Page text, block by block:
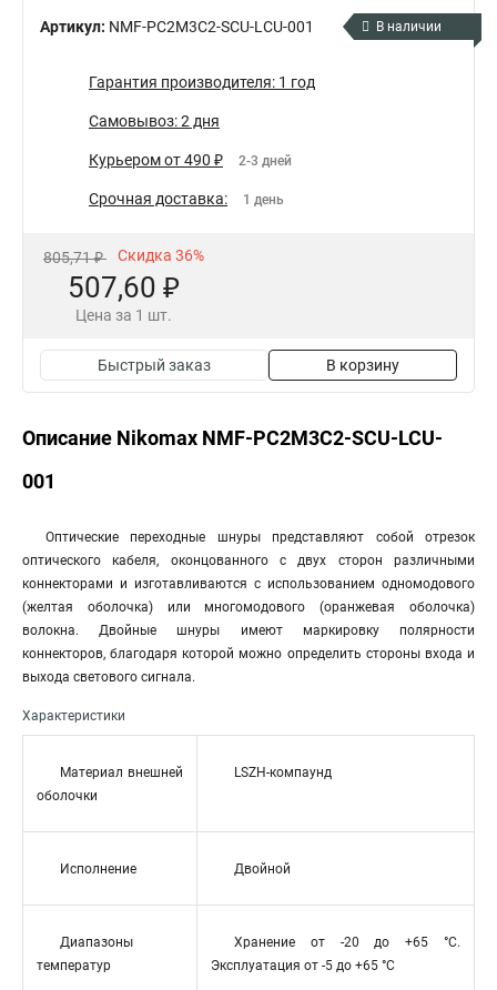
Артикул: NMF-PC2M3C2-SCU-LCU-001 В наличии
Гарантия производителя: 1 год
Самовывоз: 2 дня
Курьером от 490 ₽ 2-3 дней
Срочная доставка: 1 день
805,71 ₽ Скидка 36%
507,60 ₽
Цена за 1 шт.
Быстрый заказ В корзину
Описание Nikomax NMF-PC2M3C2-SCU-LCU-
001
Оптические переходные шнуры представляют собой отрезок
оптического кабеля, оконцованного с двух сторон различными
коннекторами и изготавливаются с использованием одномодового
(желтая оболочка) или многомодового (оранжевая оболочка)
волокна. Двойные шнуры имеют маркировку полярности
коннекторов, благодаря которой можно определить стороны входа и
выхода светового сигнала.
Характеристики
Материал внешней
оболочки
LSZH-компаунд
Исполнение Двойной
Диапазоны
температур
Хранение от -20 до +65 °C.
Эксплуатация от -5 до +65 °C